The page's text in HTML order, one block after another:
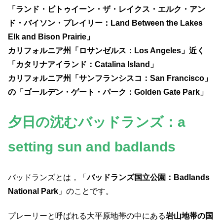
「ランド・ビトゥイーン・ザ・レイクス・エルク・アン
ド・バイソン・プレイリー：Land Between the Lakes
Elk and Bison Prairie」
カリフォルニア州「ロサンゼルス：Los Angeles」近く
「カタリナアイランド：Catalina Island」
カリフォルニア州「サンフランシスコ：San Francisco」
の「ゴールデン・ゲート・パーク：Golden Gate Park」
夕日の沈むバッドランズ：a
setting sun and badlands
バッドランズとは，「バッドランズ国立公園：Badlands
National Park 」のことです。
プレーリーと呼ばれる大平原地帯の中にある岩山地帯の国